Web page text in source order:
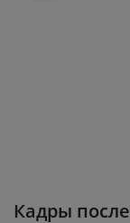
Кадры